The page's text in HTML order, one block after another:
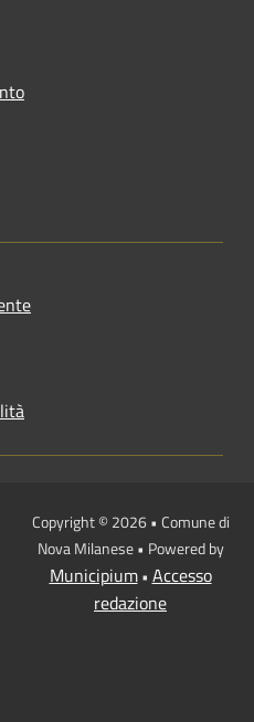
Copyright © 2026 • Comune di
Nova Milanese • Powered by
Municipium• Accesso
redazione